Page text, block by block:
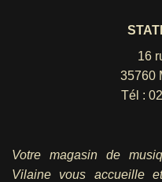
16
35760
Tél :
Votre magasin de
Vilaine vous accueille